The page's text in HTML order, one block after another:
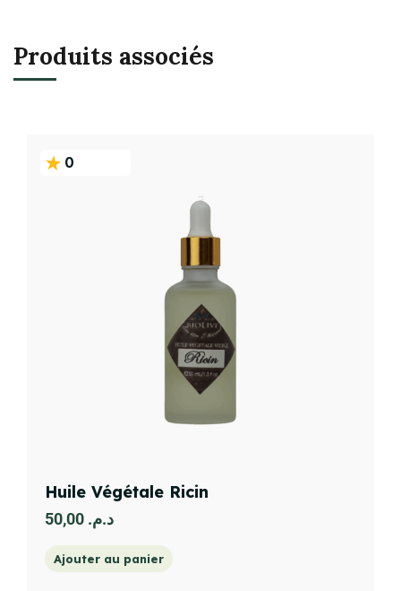
Produits associés
0
Huile Végétale Ricin
د.م.
Ajouter au panier